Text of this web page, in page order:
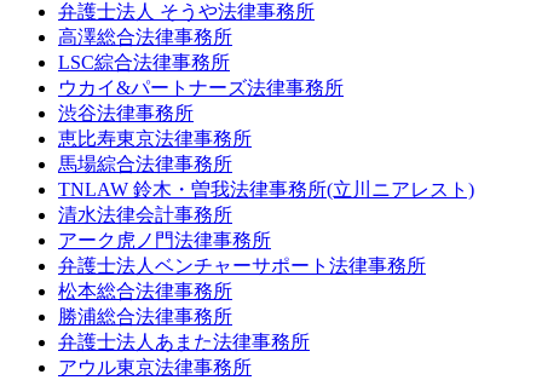
弁護士法人 そうや法律事務所
高澤総合法律事務所
LSC綜合法律事務所
ウカイ&パートナーズ法律事務所
渋谷法律事務所
恵比寿東京法律事務所
馬場綜合法律事務所
TNLAW 鈴木・曽我法律事務所(立川ニアレスト)
清水法律会計事務所
アーク虎ノ門法律事務所
弁護士法人ベンチャーサポート法律事務所
松本総合法律事務所
勝浦総合法律事務所
弁護士法人あまた法律事務所
アウル東京法律事務所